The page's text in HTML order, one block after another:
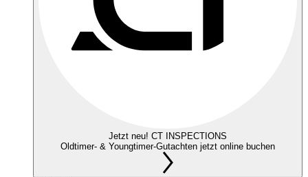
Jetzt neu! CT INSPECTIONS
Oldtimer- & Youngtimer-Gutachten jetzt online buchen